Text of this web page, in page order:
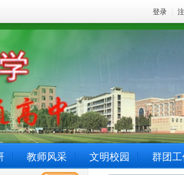
登录
教师风采 文明校园 群团